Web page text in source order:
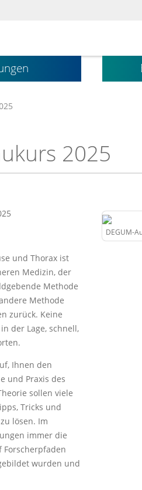
2025
und Thorax ist
Medizin, der
Methode
Methode
zurück. Keine
der Lage, schnell,
Ihnen den
und Praxis des
sollen viele
Tricks und
lösen. Im
immer die
wurden und
DEGUM-